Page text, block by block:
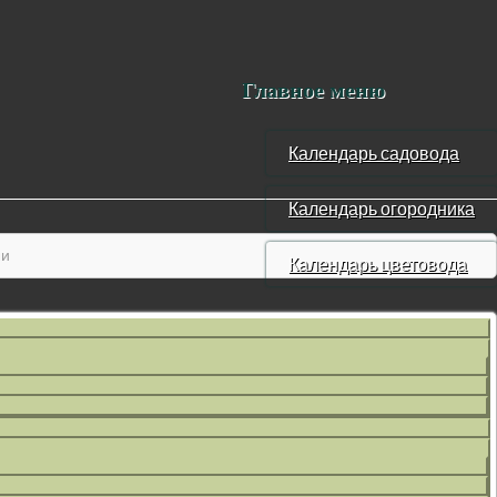
Главное меню
Календарь садовода
Календарь огородника
Календарь цветовода